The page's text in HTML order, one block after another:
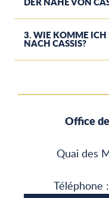
3. WIE KOMME
NACH CASSIS?
Office
Quai des
Téléphone